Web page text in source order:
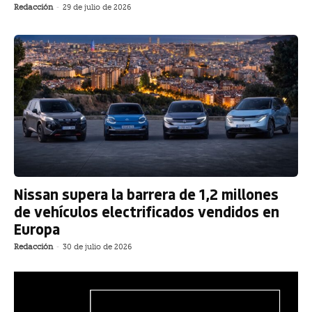
Redacción - 29 de julio de 2026
Nissan supera la barrera de 1,2 millones
de vehículos electrificados vendidos en
Europa
Redacción - 30 de julio de 2026